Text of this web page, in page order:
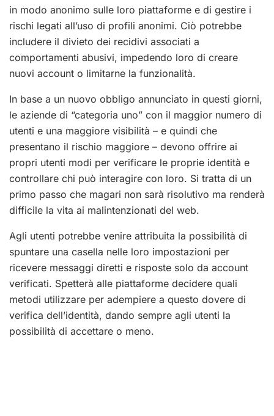
in modo anonimo sulle loro piattaforme e di gestire i
rischi legati all’uso di profili anonimi. Ciò potrebbe
includere il divieto dei recidivi associati a
comportamenti abusivi, impedendo loro di creare
nuovi account o limitarne la funzionalità.
In base a un nuovo obbligo annunciato in questi giorni,
le aziende di “categoria uno” con il maggior numero di
utenti e una maggiore visibilità – e quindi che
presentano il rischio maggiore – devono offrire ai
propri utenti modi per verificare le proprie identità e
controllare chi può interagire con loro. Si tratta di un
primo passo che magari non sarà risolutivo ma renderà
difficile la vita ai malintenzionati del web.
Agli utenti potrebbe venire attribuita la possibilità di
spuntare una casella nelle loro impostazioni per
ricevere messaggi diretti e risposte solo da account
verificati. Spetterà alle piattaforme decidere quali
metodi utilizzare per adempiere a questo dovere di
verifica dell’identità, dando sempre agli utenti la
possibilità di accettare o meno.